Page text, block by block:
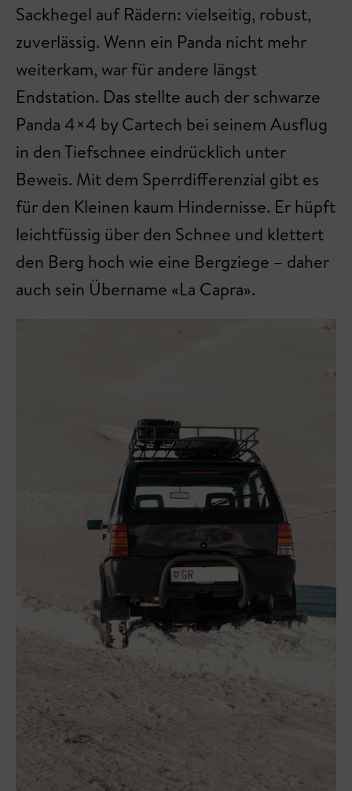
Sackhegel auf Rädern: vielseitig, robust,
zuverlässig. Wenn ein Panda nicht mehr
weiterkam, war für andere längst
Endstation. Das stellte auch der schwarze
Panda 4×4 by Cartech bei seinem Ausflug
in den Tiefschnee eindrücklich unter
Beweis. Mit dem Sperrdifferenzial gibt es
für den Kleinen kaum Hindernisse. Er hüpft
leichtfüssig über den Schnee und klettert
den Berg hoch wie eine Bergziege – daher
auch sein Übername «La Capra».